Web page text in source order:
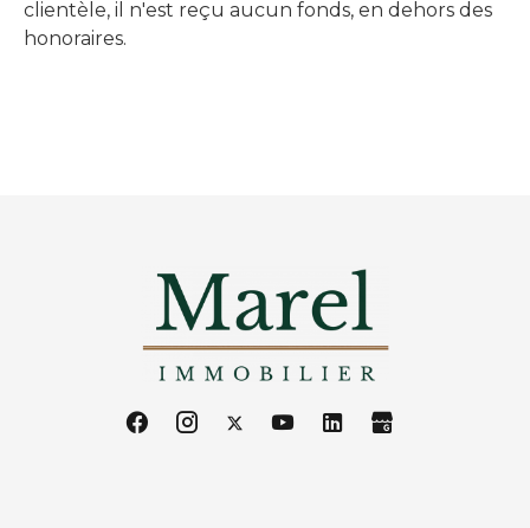
clientèle, il n'est reçu aucun fonds, en dehors des
honoraires.